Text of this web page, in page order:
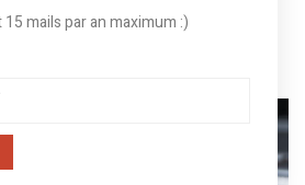
mails par an maximum :)